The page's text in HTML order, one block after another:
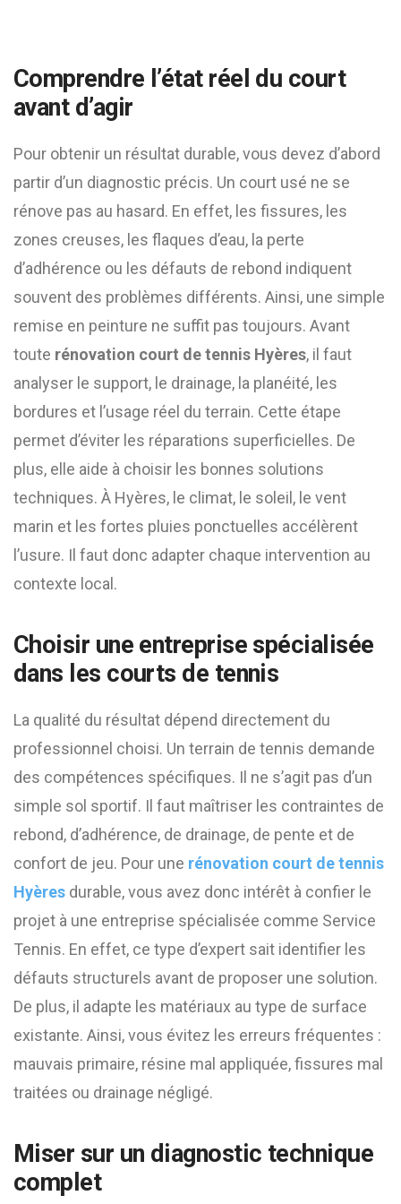
Comprendre l’état réel du court
avant d’agir
Pour obtenir un résultat durable, vous devez d’abord
partir d’un diagnostic précis. Un court usé ne se
rénove pas au hasard. En effet, les fissures, les
zones creuses, les flaques d’eau, la perte
d’adhérence ou les défauts de rebond indiquent
souvent des problèmes différents. Ainsi, une simple
remise en peinture ne suffit pas toujours. Avant
toute rénovation court de tennis Hyères, il faut
analyser le support, le drainage, la planéité, les
bordures et l’usage réel du terrain. Cette étape
permet d’éviter les réparations superficielles. De
plus, elle aide à choisir les bonnes solutions
techniques. À Hyères, le climat, le soleil, le vent
marin et les fortes pluies ponctuelles accélèrent
l’usure. Il faut donc adapter chaque intervention au
contexte local.
Choisir une entreprise spécialisée
dans les courts de tennis
La qualité du résultat dépend directement du
professionnel choisi. Un terrain de tennis demande
des compétences spécifiques. Il ne s’agit pas d’un
simple sol sportif. Il faut maîtriser les contraintes de
rebond, d’adhérence, de drainage, de pente et de
confort de jeu. Pour une rénovation court de tennis
Hyères durable, vous avez donc intérêt à confier le
projet à une entreprise spécialisée comme Service
Tennis. En effet, ce type d’expert sait identifier les
défauts structurels avant de proposer une solution.
De plus, il adapte les matériaux au type de surface
existante. Ainsi, vous évitez les erreurs fréquentes :
mauvais primaire, résine mal appliquée, fissures mal
traitées ou drainage négligé.
Miser sur un diagnostic technique
complet